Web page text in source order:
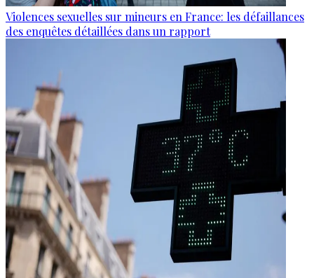
Violences sexuelles sur mineurs en France: les défaillances
des enquêtes détaillées dans un rapport